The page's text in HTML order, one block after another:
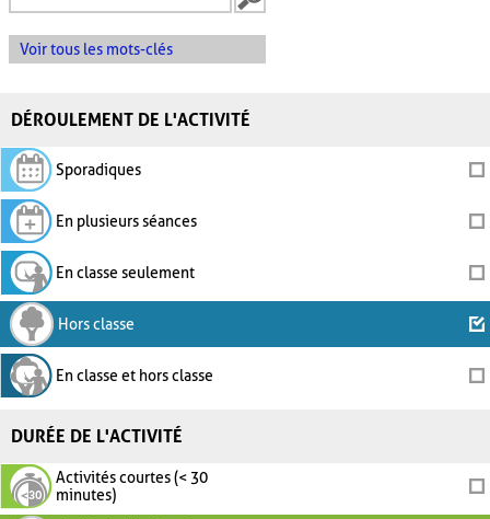
Voir tous les mots-clés
DÉROULEMENT DE L'ACTIVITÉ
Sporadiques
En plusieurs séances
En classe seulement
Hors classe
En classe et hors classe
DURÉE DE L'ACTIVITÉ
Activités courtes (< 30
minutes)